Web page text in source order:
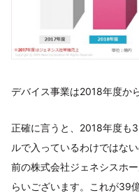
デバイス事業は2018年度か
正確に言うと、2018年度も
ルで入っているわけではな
前の株式会社ジェネシスホ
らいございます。これが39